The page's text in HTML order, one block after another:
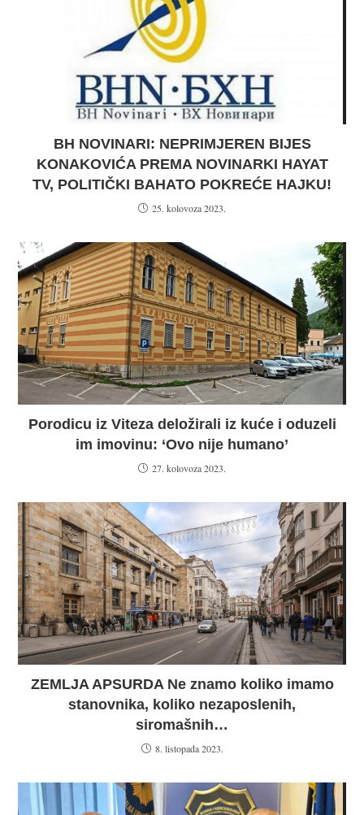
BH NOVINARI: NEPRIMJEREN BIJES
KONAKOVIĆA PREMA NOVINARKI HAYAT
TV, POLITIČKI BAHATO POKREĆE HAJKU!
25. kolovoza 2023.
Porodicu iz Viteza deložirali iz kuće i oduzeli
im imovinu: ‘Ovo nije humano’
27. kolovoza 2023.
ZEMLJA APSURDA Ne znamo koliko imamo
stanovnika, koliko nezaposlenih,
siromašnih…
8. listopada 2023.